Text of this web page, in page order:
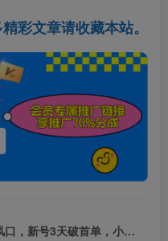
彩文章请收藏本站。
众狼电商余文小红书无货源电商风口，新号3天破首单，小白也可以月入2w+